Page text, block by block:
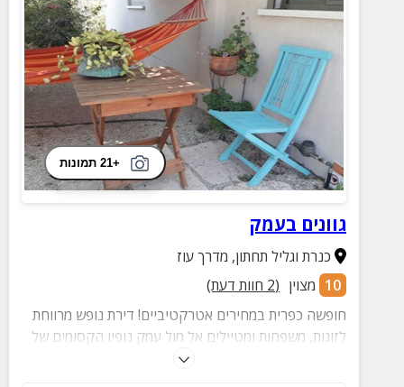
+21 תמונות
גוונים בעמק
כנרת וגליל תחתון, מדרך עוז
10 מצוין (
2 חוות דעת)
חופשה כפרית במחירים אטרקטיביים! דירת נופש מרווחת
לזוגות, משפחות ומטיילים אל מול עמק נופיו הקסומים של